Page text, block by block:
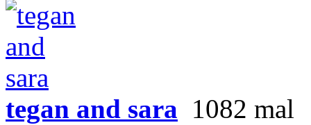
tegan and sara 1082 mal